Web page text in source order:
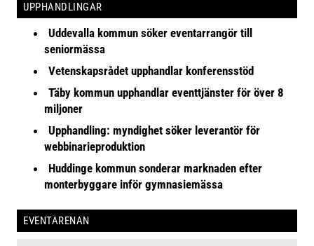
UPPHANDLINGAR
Uddevalla kommun söker eventarrangör till
seniormässa
Vetenskapsrådet upphandlar konferensstöd
Täby kommun upphandlar eventtjänster för över 8
miljoner
Upphandling: myndighet söker leverantör för
webbinarieproduktion
Huddinge kommun sonderar marknaden efter
monterbyggare inför gymnasiemässa
EVENTARENAN